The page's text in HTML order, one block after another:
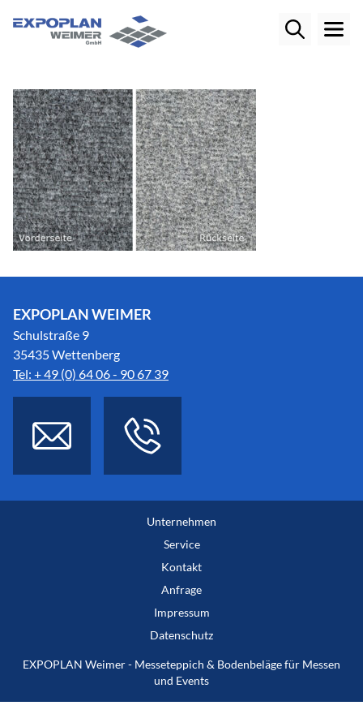
EXPOPLAN WEIMER
Schulstraße 9
35435 Wettenberg
Tel: + 49 (0) 64 06 - 90 67 39
Unternehmen
Service
Kontakt
Anfrage
Impressum
Datenschutz
EXPOPLAN Weimer - Messeteppich & Bodenbeläge für Messen
und Events